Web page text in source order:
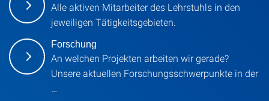
Alle aktiven Mitarbeiter des Lehrstuhls in den
jeweiligen Tätigkeitsgebieten.
Forschung
An welchen Projekten arbeiten wir gerade?
Unsere aktuellen Forschungsschwerpunkte in der
…